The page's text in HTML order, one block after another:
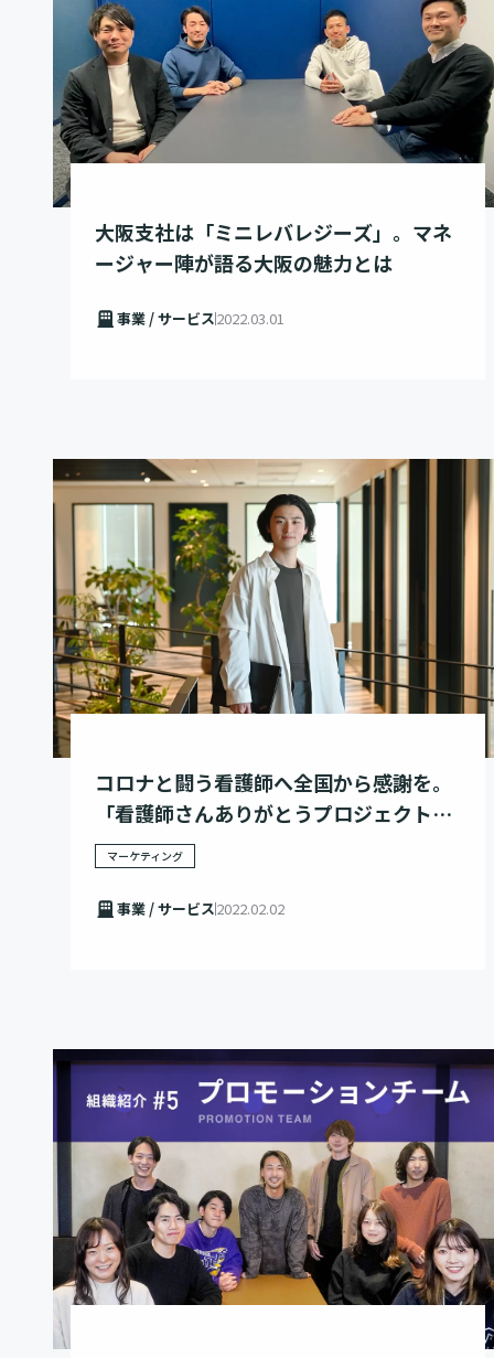
大阪支社は「ミニレバレジーズ」。マネ
ージャー陣が語る大阪の魅力とは
事業 / サービス2022.03.01
コロナと闘う看護師へ全国から感謝を。
「看護師さんありがとうプロジェクト」
にかけた想い
マーケティング
事業 / サービス2022.02.02